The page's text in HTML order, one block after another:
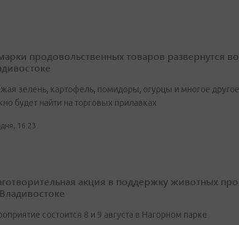
продовольственных товаров развернутся во
зелень, картофель, помидоры, огурцы и многое другое
будет найти на торговых прилавках
16:23
акция в поддержку животных
состоится 8 и 9 августа в Нагорном парке